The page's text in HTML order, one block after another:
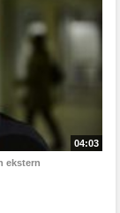
04:03
ekstern